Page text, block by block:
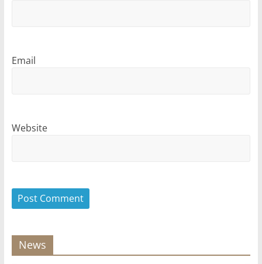
Email
Website
News